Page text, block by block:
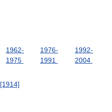
1962-
1975
1976-
1991
1992-
2004
[1914]